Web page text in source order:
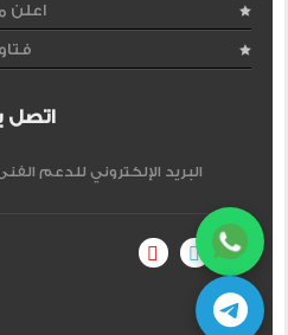
اعلن
اتصل
البريد الإلكتروني للدعم